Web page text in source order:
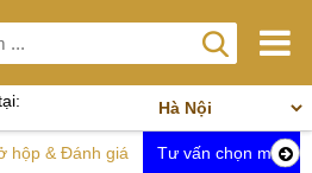
hộp & Đánh giá Tư vấn chọn mua